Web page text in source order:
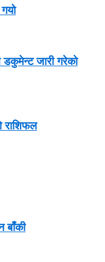
डकुमेन्ट जारी गरेको
बाँकी